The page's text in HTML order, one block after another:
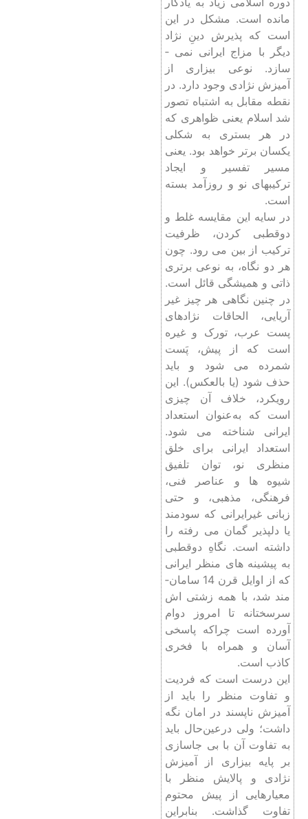
مانده است. مشکل در این
است که پذیرش دینِ نژاد
دیگر با مزاج ایرانی نمی ­
سازد. نوعی بیزاری از
آمیزش نژادی وجود دارد. در
نقطه مقابل به ‌اشتباه تصور
شد اسلام یعنی ظواهری که
در هر بستری به شکلی
یکسان برتر خواهد بود. یعنی
مسیر تفسیر و ایجاد
ترکیب‏های نو و روزآمد بسته
است.
در سایه این مقایسه غلط و
دوقطبی کردن، ظرفیت
ترکیب از بین می ­رود. چون
هر دو نگاه، به‌ نوعی برتری
ذاتی و همیشگی قائل است.
در چنین نگاهی هر چیز غیر
آریایی، الحاقات نژادهای
پست عرب، تورک و غیره
است که از پیش، پَست
شمرده می‏ شود و باید
حذف شود (یا بالعکس). این
رویکرد، خلاف آن چیزی
است که به‌عنوان استعداد
ایرانی شناخته می ­شود.
استعداد ایرانی برای خلق
منظری نو، توان تلفیق
شیوه ­ها و عناصر فنی،
فرهنگی، مذهبی، و حتی
زبانی غیرایرانی که سودمند
یا دلپذیر گمان می‏ رفته­ را
داشته است. نگاهِ دوقطبی
به پیشینه‏ های منظر ایرانی
که از اوایل قرن­ 14 سامان­
مند شد، با همه زشتی ‏اش
سرسختانه تا امروز دوام
آورده است چراکه پاسخی
آسان و همراه با فخری
کاذب است.
این درست است که فردیت
و تفاوت منظر را باید از
آمیزش ناپسند در امان نگه
داشت؛ ولی درعین‌حال باید
به تفاوت آن با بی­ جا­سازی
بر پایه بیزاری از آمیزش
نژادی و پالایش منظر با
معیارهایی از پیش محتوم
تفاوت گذاشت. بنابراین